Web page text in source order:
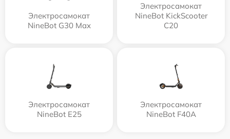
Электросамокат
NineBot G30 Max
Электросамокат
NineBot KickScooter
C20
Электросамокат
NineBot E25
Электросамокат
NineBot F40A